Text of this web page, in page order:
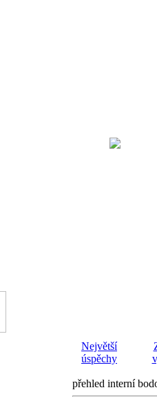
Největší
úspěchy
přehled interní